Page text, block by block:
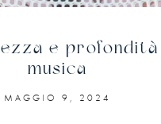
e profondità
musica
MAGGIO 9, 2024